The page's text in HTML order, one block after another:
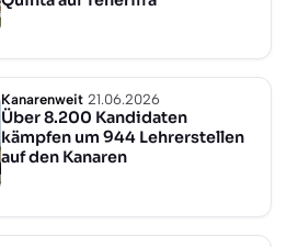
Kanarenweit 21.06.2026
Über 8.200 Kandidaten
kämpfen um 944 Lehrerstellen
auf den Kanaren